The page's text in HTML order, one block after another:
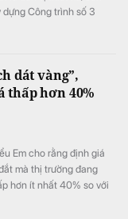
dựng Công trình số 3
dát vàng”,
thấp hơn 40%
Em cho rằng định giá
mà thị trường đang
hơn ít nhất 40% so với